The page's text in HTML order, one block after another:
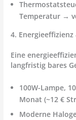
Temperatur →
4. Energieeffizienz
Eine
langfristig bares
100W-Lampe,
Monat (~12 €
Moderne